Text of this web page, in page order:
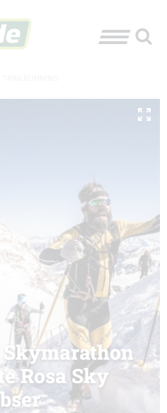
Rosa Sky